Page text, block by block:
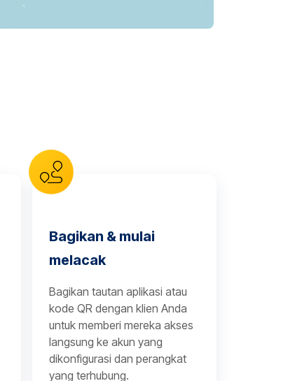
Bagikan & mulai
melacak
Bagikan tautan aplikasi atau
kode QR dengan klien Anda
untuk memberi mereka akses
langsung ke akun yang
dikonfigurasi dan perangkat
yang terhubung.